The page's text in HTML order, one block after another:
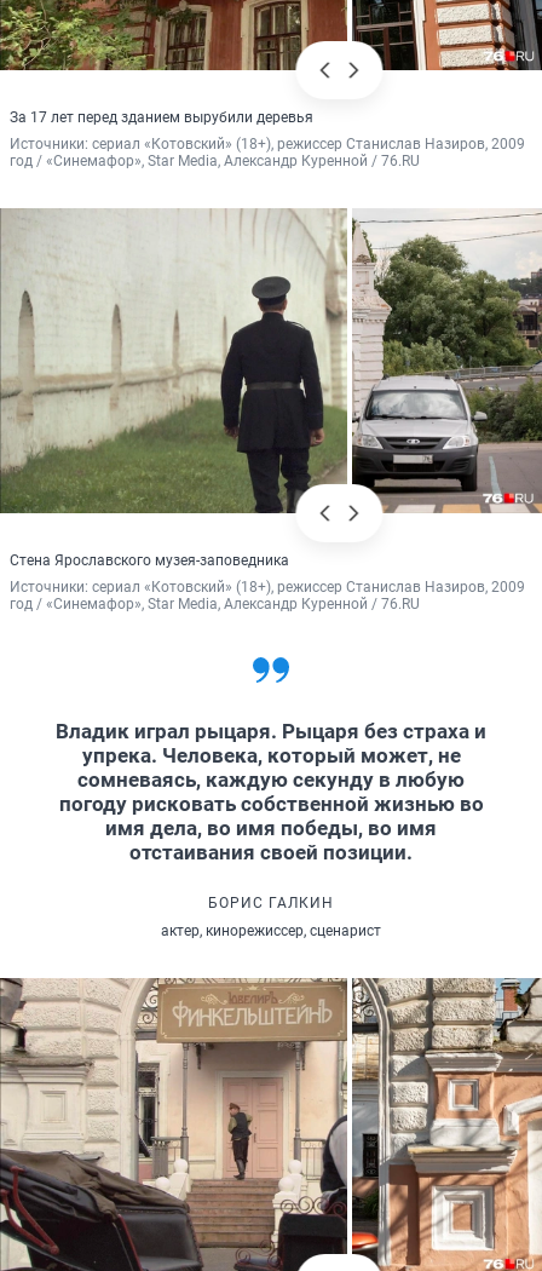
За 17 лет перед зданием вырубили деревья
Источники: сериал «Котовский» (18+), режиссер Станислав Назиров, 2009
год / «Синемафор», Star Media, Александр Куренной / 76.RU
Стена Ярославского музея-заповедника
Источники: сериал «Котовский» (18+), режиссер Станислав Назиров, 2009
год / «Синемафор», Star Media, Александр Куренной / 76.RU
Владик играл рыцаря. Рыцаря без страха и
упрека. Человека, который может, не
сомневаясь, каждую секунду в любую
погоду рисковать собственной жизнью во
имя дела, во имя победы, во имя
отстаивания своей позиции.
БОРИС ГАЛКИН
актер, кинорежиссер, сценарист